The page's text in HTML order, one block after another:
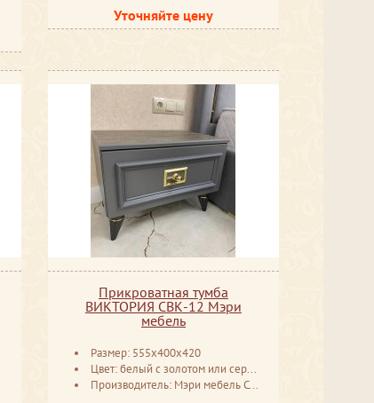
Уточняйте цену
Прикроватная тумба
ВИКТОРИЯ СВК-12 Мэри
мебель
Размер: 555x400x420
Цвет: белый с золотом или серебром, серый с золотом или серебром
Производитель: Мэри мебель Ставрополь